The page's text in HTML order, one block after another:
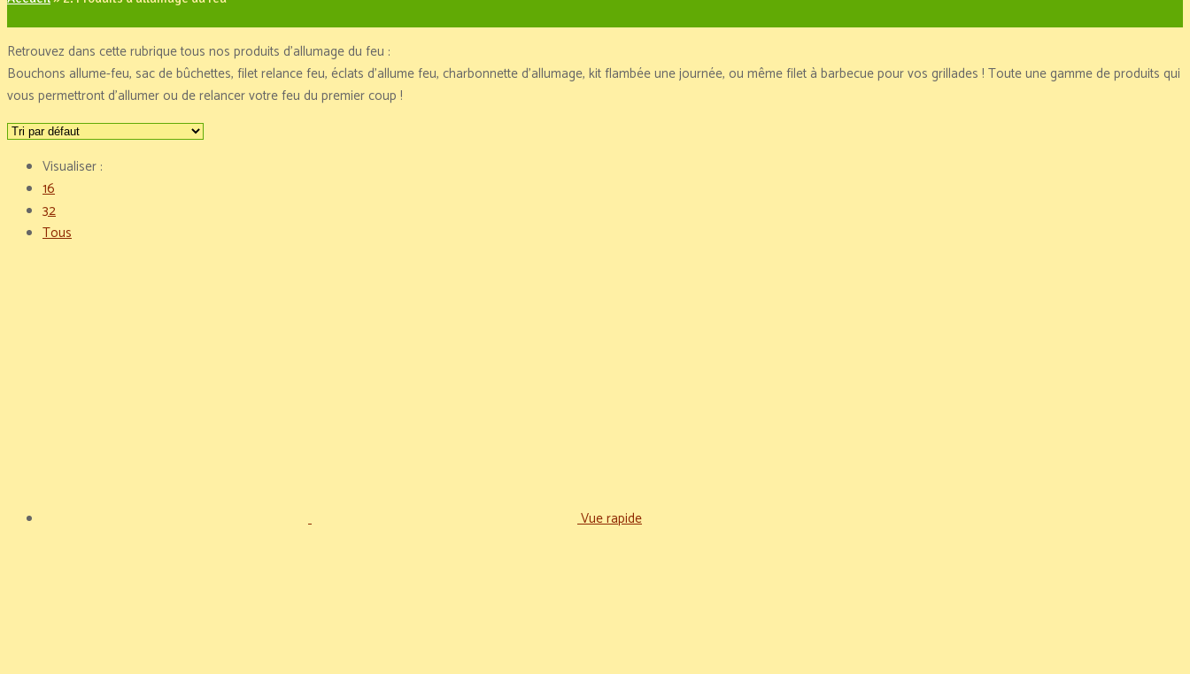
Retrouvez dans cette rubrique tous nos produits d’allumage du feu :
Bouchons allume-feu, sac de bûchettes, filet relance feu, éclats d’allume feu, charbonnette d’allumage, kit flambée une journée, ou même filet à barbecue pour vos grillades ! Toute une gamme de produits qui
vous permettront d’allumer ou de relancer votre feu du premier coup !
Visualiser :
16
32
Tous
Vue rapide